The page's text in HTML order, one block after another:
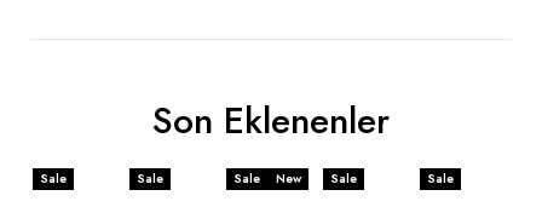
Son Eklenenler
Sale Sale Sale New Sale Sale